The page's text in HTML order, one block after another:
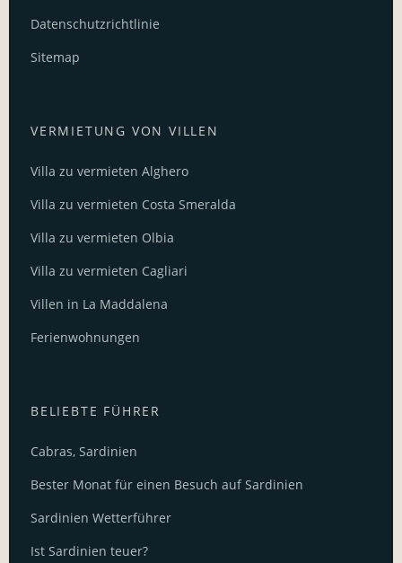
Datenschutzrichtlinie
Sitemap
VERMIETUNG VON VILLEN
Villa zu vermieten Alghero
Villa zu vermieten Costa Smeralda
Villa zu vermieten Olbia
Villa zu vermieten Cagliari
Villen in La Maddalena
Ferienwohnungen
BELIEBTE FÜHRER
Cabras, Sardinien
Bester Monat für einen Besuch auf Sardinien
Sardinien Wetterführer
Ist Sardinien teuer?